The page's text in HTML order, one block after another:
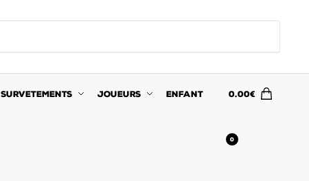
SURVETEMENTS JOUEURS ENFANT 0.00€
0